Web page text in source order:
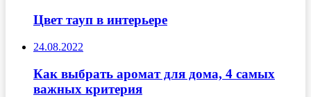
Цвет тауп в интерьере
24.08.2022
Как выбрать аромат для дома, 4 самых
важных критерия